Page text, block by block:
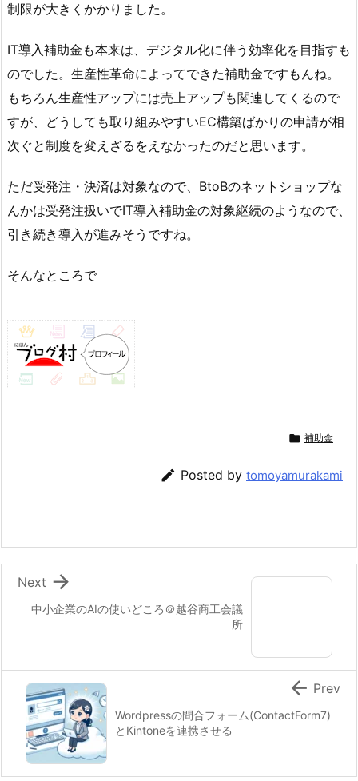
制限が大きくかかりました。
IT導入補助金も本来は、デジタル化に伴う効率化を目指すも
のでした。生産性革命によってできた補助金ですもんね。
もちろん生産性アップには売上アップも関連してくるので
すが、どうしても取り組みやすいEC構築ばかりの申請が相
次ぐと制度を変えざるをえなかったのだと思います。
ただ受発注・決済は対象なので、BtoBのネットショップな
んかは受発注扱いでIT導入補助金の対象継続のようなので、
引き続き導入が進みそうですね。
そんなところで
 補助金
 Posted by tomoyamurakami
中小企業のAIの使いどころ＠越谷商工会議
所

Next
Wordpressの問合フォーム(ContactForm7)
とKintoneを連携させる
 Prev